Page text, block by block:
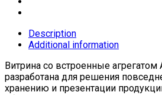
Description
Additional information
Витрина со встроенные агрегатом
разработана для решения
хранению и презентации